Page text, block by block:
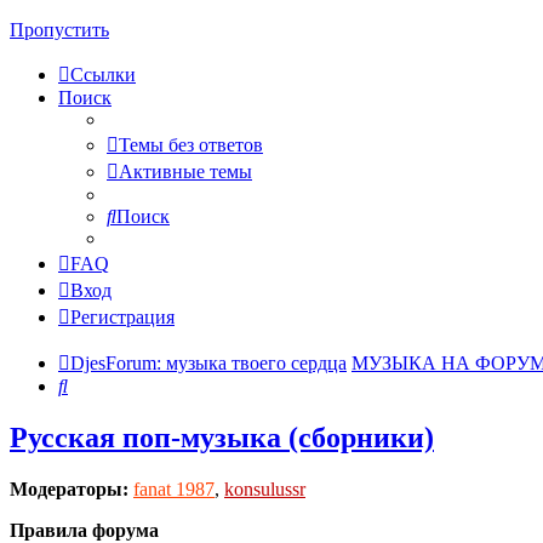
Пропустить
Ссылки
Поиск
Темы без ответов
Активные темы
Поиск
FAQ
Вход
Регистрация
DjesForum: музыка твоего сердца МУЗЫКА НА
Поиск
Русская поп-музыка (сборники)
Модераторы: fanat 1987, konsulussr
Правила форума